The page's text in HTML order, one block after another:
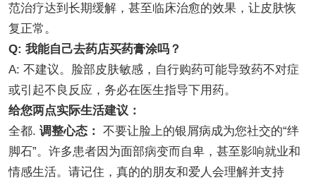
范治疗达到长期缓解，甚至临床治愈的效果，让皮肤恢
复正常。
Q: 我能自己去药店买药膏涂吗？
A: 不建议。脸部皮肤敏感，自行购药可能导致药不对症
或引起不良反应，务必在医生指导下用药。
给您两点实际生活建议：
全都. 调整心态： 不要让脸上的银屑病成为您社交的“绊
脚石”。许多患者因为面部病变而自卑，甚至影响就业和
情感生活。请记住，真的的朋友和爱人会理解并支持